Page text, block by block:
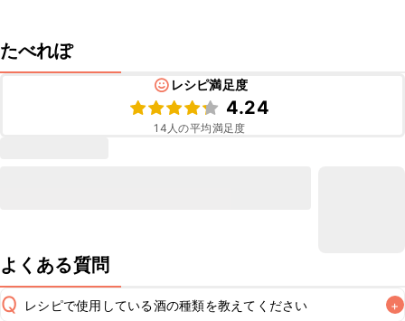
たべれぽ
レシピ満足度
4.24
14 人の平均満足度
よくある質問
Q レシピで使用している酒の種類を教えてください +